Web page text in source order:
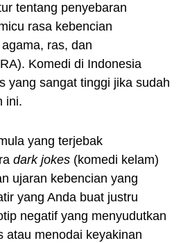
tentang penyebaran
rasa kebencian
ras, dan
Komedi di Indonesia
yang sangat tinggi jika sudah
ini.
yang terjebak
dark jokes (komedi kelam)
ujaran kebencian yang
yang Anda buat justru
negatif yang menyudutkan
atau menodai keyakinan